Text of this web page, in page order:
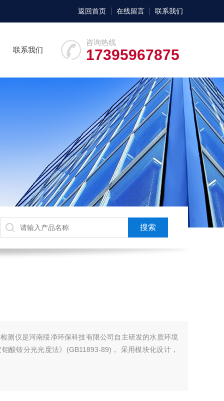
返回首页 在线留言 联系我们
咨询热线
17395967875
联系我们
测仪是河南绥净环保科技有限公司自主研发的水质环境
酸铵分光光度法》(GB11893-89)， 采用模块化设计，